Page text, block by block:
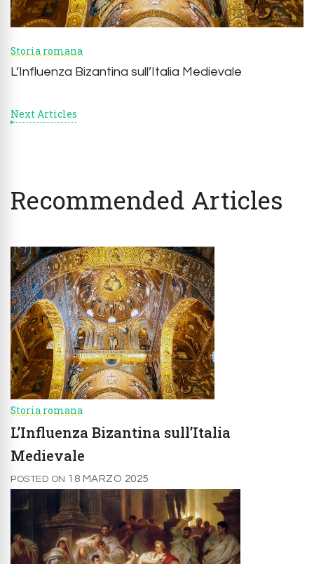
Storia romana
L’Influenza Bizantina sull’Italia Medievale
Next Articles
Recommended Articles
Storia romana
L’Influenza Bizantina sull’Italia
Medievale
POSTED ON 18 MARZO 2025